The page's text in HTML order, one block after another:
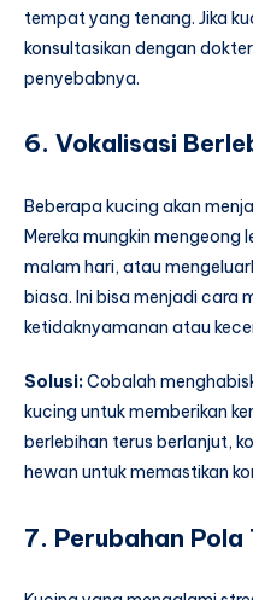
tempat yang tenang. Jika
konsultasikan dengan
penyebabnya.
6. Vokalisasi
Beberapa kucing akan
Mereka mungkin
malam hari, atau
biasa. Ini bisa menjadi cara
ketidaknyamanan atau
Solusi:Cobalah
kucing untuk memberikan
berlebihan terus berlanjut,
hewan untuk memastikan
7. Perubahan Pola